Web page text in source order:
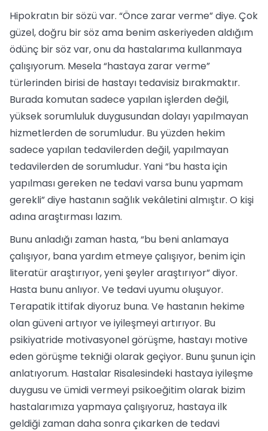
Hipokratın bir sözü var. “Önce zarar verme” diye. Çok
güzel, doğru bir söz ama benim askeriyeden aldığım
ödünç bir söz var, onu da hastalarıma kullanmaya
çalışıyorum. Mesela “hastaya zarar verme”
türlerinden birisi de hastayı tedavisiz bırakmaktır.
Burada komutan sadece yapılan işlerden değil,
yüksek sorumluluk duygusundan dolayı yapılmayan
hizmetlerden de sorumludur. Bu yüzden hekim
sadece yapılan tedavilerden değil, yapılmayan
tedavilerden de sorumludur. Yani “bu hasta için
yapılması gereken ne tedavi varsa bunu yapmam
gerekli” diye hastanın sağlık vekâletini almıştır. O kişi
adına araştırması lazım.
Bunu anladığı zaman hasta, “bu beni anlamaya
çalışıyor, bana yardım etmeye çalışıyor, benim için
literatür araştırıyor, yeni şeyler araştırıyor” diyor.
Hasta bunu anlıyor. Ve tedavi uyumu oluşuyor.
Terapatik ittifak diyoruz buna. Ve hastanın hekime
olan güveni artıyor ve iyileşmeyi artırıyor. Bu
psikiyatride motivasyonel görüşme, hastayı motive
eden görüşme tekniği olarak geçiyor. Bunu şunun için
anlatıyorum. Hastalar Risalesindeki hastaya iyileşme
duygusu ve ümidi vermeyi psikoeğitim olarak bizim
hastalarımıza yapmaya çalışıyoruz, hastaya ilk
geldiği zaman daha sonra çıkarken de tedavi